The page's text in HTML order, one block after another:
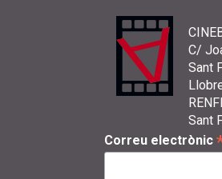
C/
Sant
Sant
Correu electrònic